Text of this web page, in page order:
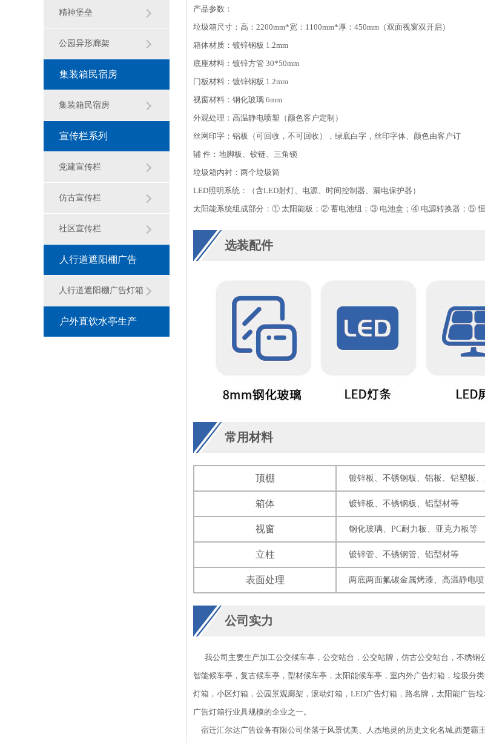
观雕塑
精神堡垒
公园异形廊架
集装箱民宿房
集装箱民宿房
宣传栏系列
党建宣传栏
仿古宣传栏
社区宣传栏
人行道遮阳棚广告
灯箱系列
人行道遮阳棚广告灯箱
户外直饮水亭生产
产品参数：
垃圾箱尺寸：高：2200mm*宽：1100mm*厚：450mm（双面视窗双开启）
箱体材质：镀锌钢板 1.2mm
底座材料：镀锌方管 30*50mm
门板材料：镀锌钢板 1.2mm
视窗材料：钢化玻璃 6mm
外观处理：高温静电喷塑（颜色客户定制）
丝网印字：铝板（可回收，不可回收），绿底白字，丝印字体、颜色由客户订
辅 件：地脚板、铰链、三角锁
垃圾箱内衬：两个垃圾筒
LED照明系统：（含LED射灯、电源、时间控制器、漏电保护器）
太阳能系统组成部分：① 太阳能板；② 蓄电池组；③ 电池盒；④ 电源转换器；⑤ 恒
选装配件
常用材料
顶棚 镀锌板、不锈钢板、铝板、铝塑板
箱体 镀锌板、不锈钢板、铝型材等
视窗 钢化玻璃、PC耐力板、亚克力板等
立柱 镀锌管、不锈钢管、铝型材等
表面处理 两底两面氟碳金属烤漆、高温静电
公司实力
我公司主要生产加工公交候车亭，公交站台，公交站牌，仿古公交站台，不绣钢
智能候车亭，复古候车亭，型材候车亭，太阳能候车亭，室内外广告灯箱，垃圾
灯箱，小区灯箱，公园景观廊架，滚动灯箱，LED广告灯箱，路名牌，太阳能广告
广告灯箱行业具规模的企业之一。
宿迁汇尔达广告设备有限公司坐落于风景优美、人杰地灵的历史文化名城,西楚霸